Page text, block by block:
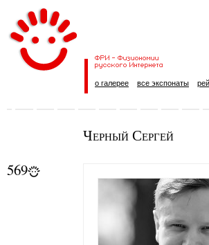
о галерее все экспонаты
Черный Сергей
569